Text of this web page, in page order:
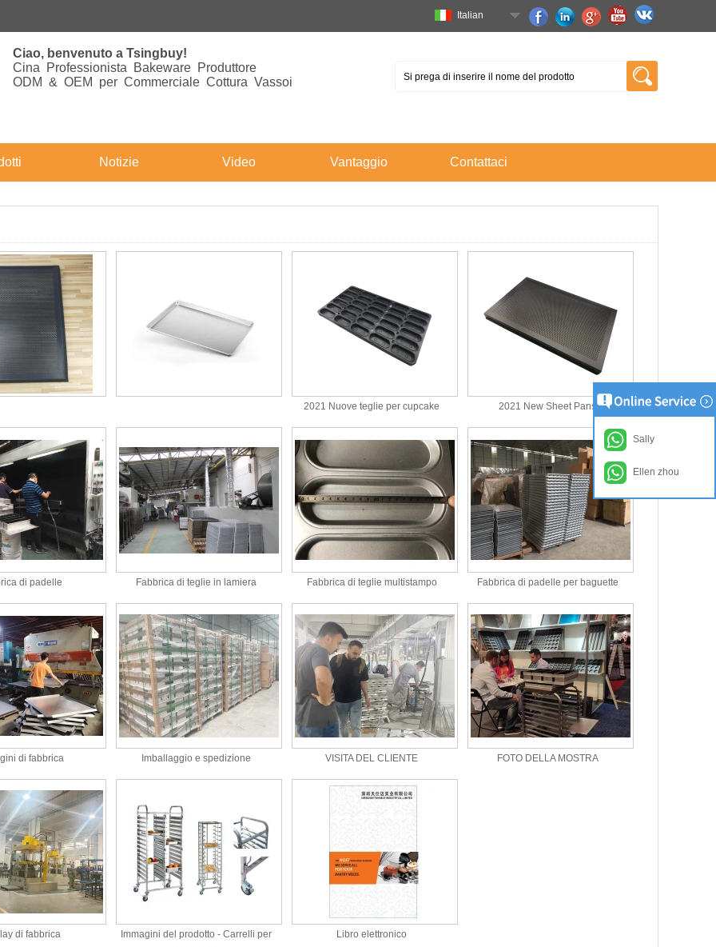
Italian
Ciao, benvenuto a Tsingbuy!
Cina Professionista Bakeware Produttore
ODM & OEM per Commerciale Cottura Vassoi
Notizie Video Vantaggio Contattaci
2021 Nuove teglie per cupcake 2021 New Sheet Pans
di padelle Fabbrica di teglie in lamiera Fabbrica di teglie multistampo Fabbrica di padelle per baguette
di fabbrica Imballaggio e spedizione VISITA DEL CLIENTE FOTO DELLA MOSTRA
di fabbrica
Immagini del prodotto - Carrelli per
Libro elettronico
Sally
Ellen zhou